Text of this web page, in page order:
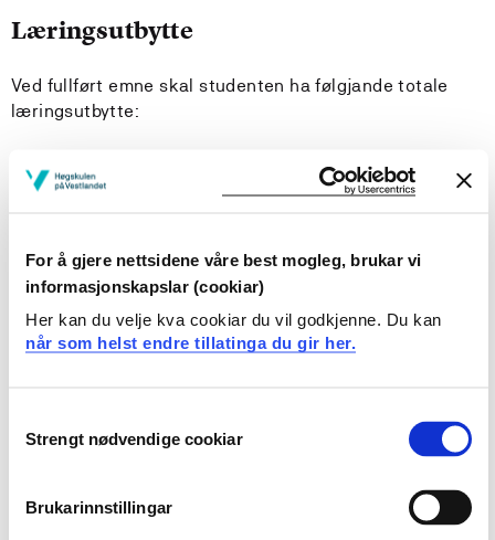
For å gjere nettsidene våre best mogleg, brukar vi
informasjonskapslar (cookiar)
Her kan du velje kva cookiar du vil godkjenne. Du kan
når som helst endre tillatinga du gir her.
Selection
Strengt nødvendige cookiar
Brukarinnstillingar
Læringsutbytte
Ved fullført emne skal studenten ha følgjande totale
læringsutbytte:
kan legge fram og reflektere rundt teoriar om leiing,
læring og kommunikasjon med relevans for coaching
og instruktør-/ /rettleiarrolla innan idrett og trening
har pedagogisk kunnskapsgrunnlag som mogleggjer
har brei forståing av teoriar og metodar knytt til